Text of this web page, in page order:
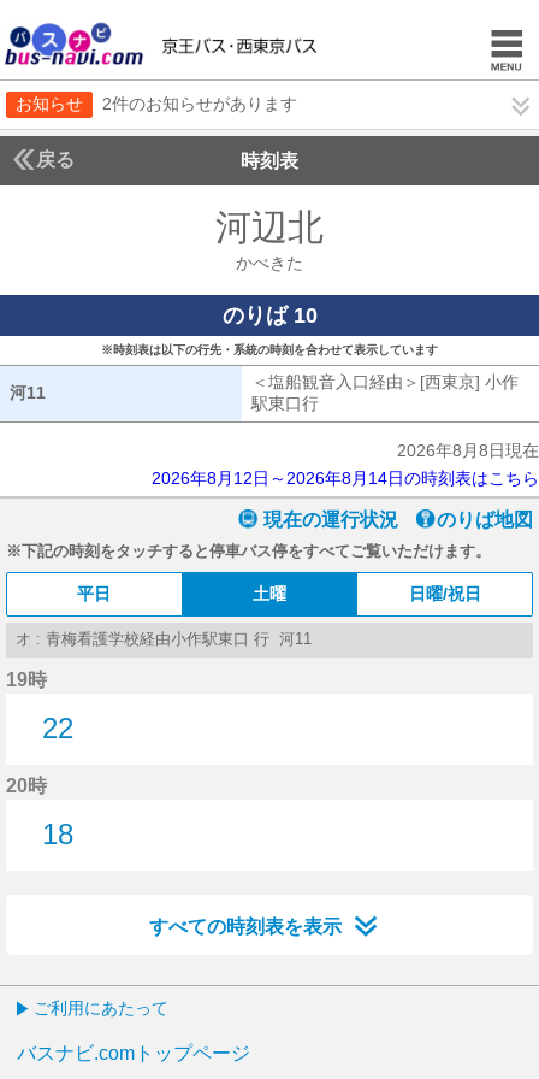
お知らせ 2件のお知らせがあります
戻る 時刻表
河辺北
かべきた
のりば 10
※時刻表は以下の行先・系統の時刻を合わせて表示しています
河11
＜塩船観音入口経由＞[西東京] 小作
駅東口行
2026年8月8日現在
2026年8月12日～2026年8月14日の時刻表はこちら
現在の運行状況 のりば地図
※下記の時刻をタッチすると停車バス停をすべてご覧いただけます。
平日 土曜 日曜/祝日
オ : 青梅看護学校経由小作駅東口 行 河11
19時
22
20時
18
すべての時刻表を表示
ご利用にあたって
バスナビ.comトップページ